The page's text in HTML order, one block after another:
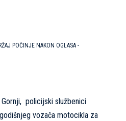
POČINJE NAKON OGLASA -
policijski službenici
vozača motocikla za